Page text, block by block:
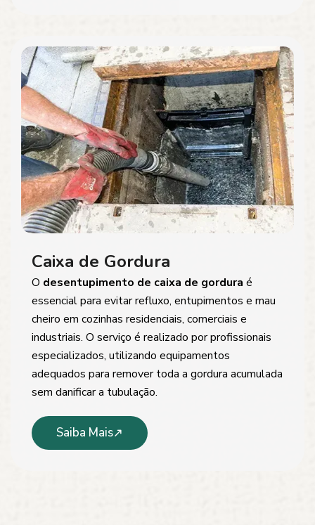
Caixa de Gordura
O desentupimento de caixa de gordura é
essencial para evitar refluxo, entupimentos e mau
cheiro em cozinhas residenciais, comerciais e
industriais. O serviço é realizado por profissionais
especializados, utilizando equipamentos
adequados para remover toda a gordura acumulada
sem danificar a tubulação.
Saiba Mais